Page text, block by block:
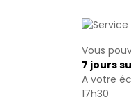
Vous
7 jours
A votre
17h30